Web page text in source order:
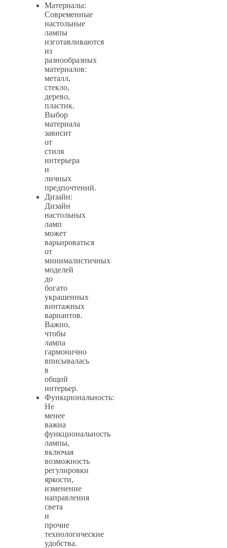
Материалы:
Современные
настольные
лампы
изготавливаются
из
разнообразных
материалов:
металл,
стекло,
дерево,
пластик.
Выбор
материала
зависит
от
стиля
интерьера
и
личных
предпочтений.
Дизайн:
Дизайн
настольных
ламп
может
варьироваться
от
минималистичных
моделей
до
богато
украшенных
винтажных
вариантов.
Важно,
чтобы
лампа
гармонично
вписывалась
в
общий
интерьер.
Функциональность:
Не
менее
важна
функциональность
лампы,
включая
возможность
регулировки
яркости,
изменение
направления
света
и
прочие
технологические
удобства.